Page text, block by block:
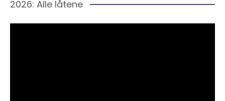
2026: Alle låtene